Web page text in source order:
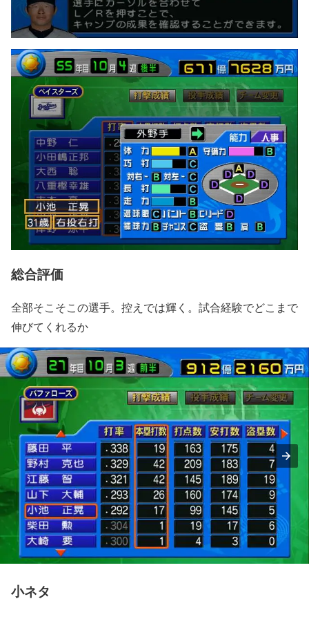
総合評価
全部そこそこの選手。控えでは輝く。試合経験でどこまで
伸びてくれるか
小ネタ